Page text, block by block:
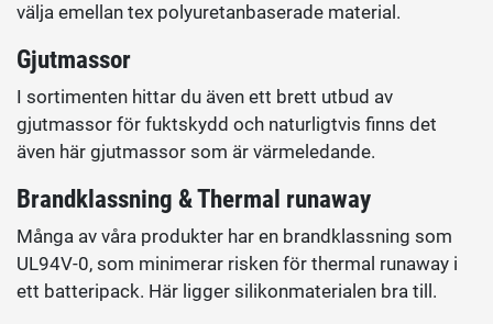
välja emellan tex polyuretanbaserade material.
Gjutmassor
I sortimenten hittar du även ett brett utbud av
gjutmassor för fuktskydd och naturligtvis finns det
även här gjutmassor som är värmeledande.
Brandklassning & Thermal runaway
Många av våra produkter har en brandklassning som
UL94V-0, som minimerar risken för thermal runaway i
ett batteripack. Här ligger silikonmaterialen bra till.